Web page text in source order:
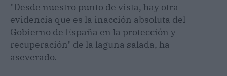
"Desde nuestro punto de vista, hay otra
evidencia que es la inacción absoluta del
Gobierno de España en la protección y
recuperación" de la laguna salada, ha
aseverado.